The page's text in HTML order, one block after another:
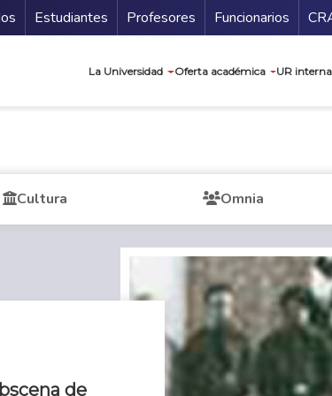
Estudiantes Profesores Funcionarios
La Universidad Oferta académica UR
Cultura Omnia
de